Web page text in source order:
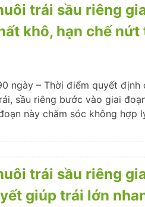
trái sầu riêng
khô, hạn chế
ngày – Thời điểm quyết
sầu riêng bước vào giai
này chăm sóc không
trái sầu riêng
giúp trái lớn